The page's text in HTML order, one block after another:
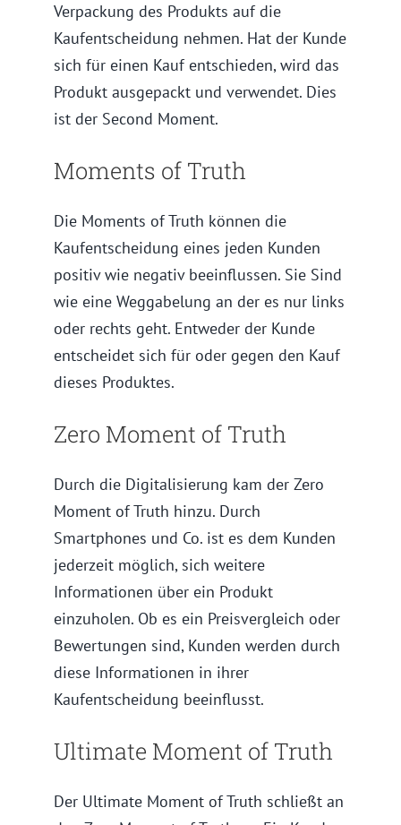
Verpackung des Produkts auf die
Kaufentscheidung nehmen. Hat der Kunde
sich für einen Kauf entschieden, wird das
Produkt ausgepackt und verwendet. Dies
ist der Second Moment.
Moments of Truth
Die Moments of Truth können die
Kaufentscheidung eines jeden Kunden
positiv wie negativ beeinflussen. Sie Sind
wie eine Weggabelung an der es nur links
oder rechts geht. Entweder der Kunde
entscheidet sich für oder gegen den Kauf
dieses Produktes.
Zero Moment of Truth
Durch die Digitalisierung kam der Zero
Moment of Truth hinzu. Durch
Smartphones und Co. ist es dem Kunden
jederzeit möglich, sich weitere
Informationen über ein Produkt
einzuholen. Ob es ein Preisvergleich oder
Bewertungen sind, Kunden werden durch
diese Informationen in ihrer
Kaufentscheidung beeinflusst.
Ultimate Moment of Truth
Der Ultimate Moment of Truth schließt an